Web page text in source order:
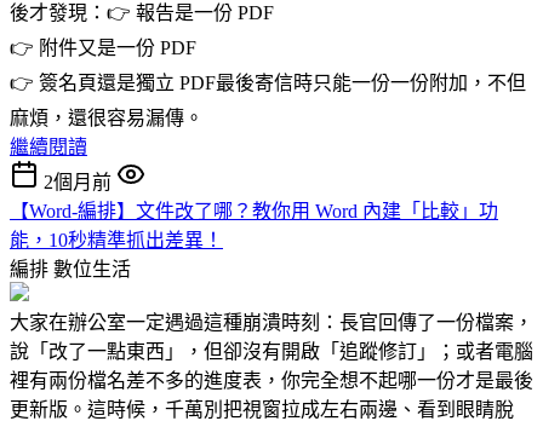
後才發現：👉 報告是一份 PDF
👉 附件又是一份 PDF
👉 簽名頁還是獨立 PDF最後寄信時只能一份一份附加，不但
麻煩，還很容易漏傳。
繼續閱讀
2個月前
【Word-編排】文件改了哪？教你用 Word 內建「比較」功
能，10秒精準抓出差異！
編排 數位生活
大家在辦公室一定遇過這種崩潰時刻：長官回傳了一份檔案，
說「改了一點東西」，但卻沒有開啟「追蹤修訂」；或者電腦
裡有兩份檔名差不多的進度表，你完全想不起哪一份才是最後
更新版。這時候，千萬別把視窗拉成左右兩邊、看到眼睛脫